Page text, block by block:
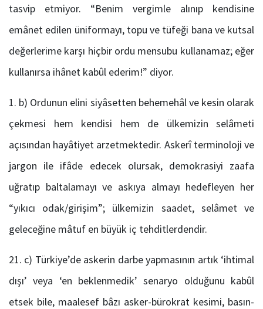
tasvip etmiyor. “Benim vergimle alınıp kendisine
emânet edilen üniformayı, topu ve tüfeği bana ve kutsal
değerlerime karşı hiçbir ordu mensubu kullanamaz; eğer
kullanırsa ihânet kabûl ederim!” diyor.
b) Ordunun elini siyâsetten behemehâl ve kesin olarak
çekmesi hem kendisi hem de ülkemizin selâmeti
açısından hayâtiyet arzetmektedir. Askerî terminoloji ve
jargon ile ifâde edecek olursak, demokrasiyi zaafa
uğratıp baltalamayı ve askıya almayı hedefleyen her
“yıkıcı odak/girişim”; ülkemizin saadet, selâmet ve
geleceğine mâtuf en büyük iç tehditlerdendir.
c) Türkiye’de askerin darbe yapmasının artık ‘ihtimal
dışı’ veya ‘en beklenmedik’ senaryo olduğunu kabûl
etsek bile, maalesef bâzı asker-bürokrat kesimi, basın-